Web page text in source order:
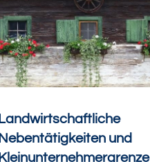
Landwirtschaftliche
Nebentätigkeiten und
Kleinunternehmergrenze